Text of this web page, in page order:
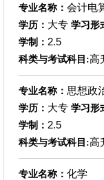
专业名称： 会计电
学历： 大专 学习形
学制： 2.5
科类与考试科目:高
专业名称： 思想政
学历： 大专 学习形
学制： 2.5
科类与考试科目:高
专业名称： 化学